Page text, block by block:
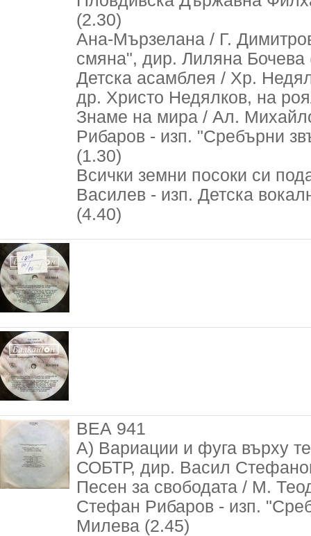
(2.30)
Ана-Мързелана / Г.
смяна", дир. Лиляна Бочева
Детска асамблея / Хр.
др. Христо Недялков, на
Знаме на мира / Ал.
Рибаров - изп. "Сребърни
(1.30)
Всички земни посоки си
Василев - изп. Детска
(4.40)
ВЕА 941
А) Вариации и фуга върху
СОБТР, дир. Васил
Песен за свободата / М.
Стефан Рибаров - изп.
Милева (2.45)